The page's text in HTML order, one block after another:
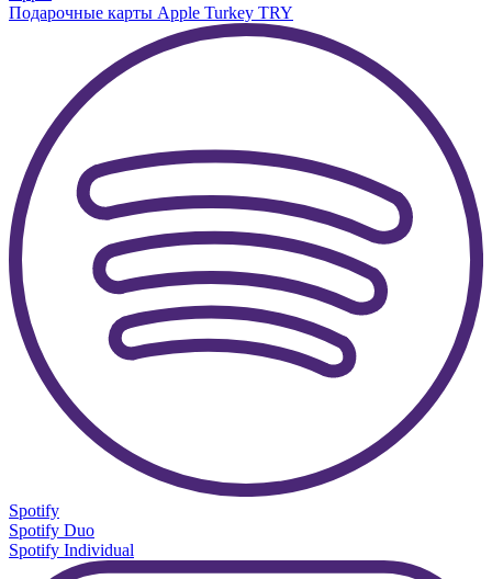
Подарочные карты Apple Turkey TRY
Spotify
Spotify Duo
Spotify Individual